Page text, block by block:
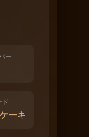
ー
ド
ーキ